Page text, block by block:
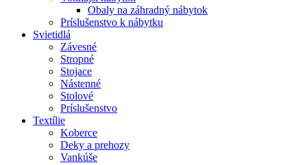
Obaly na záhradný nábytok
Príslušenstvo k nábytku
Svietidlá
Závesné
Stropné
Stojace
Nástenné
Stolové
Príslušenstvo
Textílie
Koberce
Deky a prehozy
Vankúše